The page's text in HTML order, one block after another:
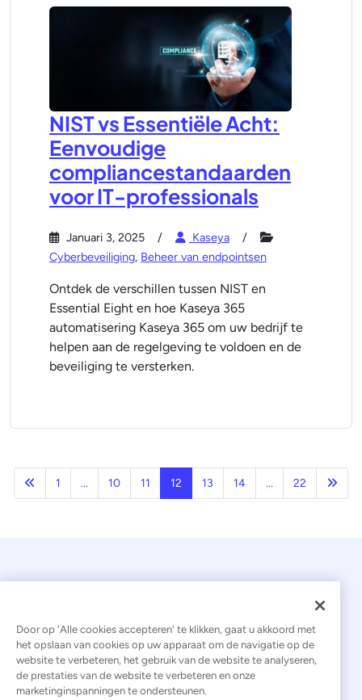
NIST vs Essentiële Acht:
Eenvoudige
compliancestandaarden
voor IT-professionals
Januari 3, 2025
Kaseya
Cyberbeveiliging, Beheer van endpointsen
Ontdek de verschillen tussen NIST en
Essential Eight en hoe Kaseya 365
automatisering Kaseya 365 om uw bedrijf te
helpen aan de regelgeving te voldoen en de
beveiliging te versterken.
Vorige
1 ... 10 11 12 13 14 ... 22
© 2026 Kaseya. Alle rechten voorbehouden.
Nederlands
Door op 'Alle cookies accepteren' te klikken, gaat u akkoord met
het opslaan van cookies op uw apparaat om de navigatie op de
website te verbeteren, het gebruik van de website te analyseren,
de prestaties van de website te verbeteren en onze
marketinginspanningen te ondersteunen.